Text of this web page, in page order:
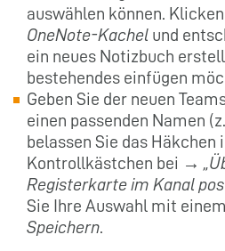
auswählen können.
OneNote-Kachel und
ein neues Notizbuch
bestehendes einfügen
Geben Sie der neuen
einen passenden Namen
belassen Sie das Häkchen
Kontrollkästchen bei →
Registerkarte im Kanal
Sie Ihre Auswahl mit
Speichern.